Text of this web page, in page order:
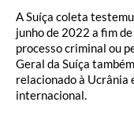
A Suíça coleta
junho de 2022 a fim
processo criminal ou
Geral da Suíça
relacionado à Ucrânia
internacional.